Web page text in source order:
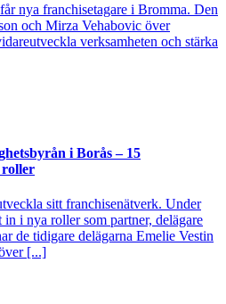
nya franchisetagare i Bromma. Den
och Mirza Vehabovic över
verksamheten och stärka
i Borås – 15
roller
sitt franchisenätverk. Under
in i nya roller som partner, delägare
de tidigare delägarna Emelie Vestin
[...]